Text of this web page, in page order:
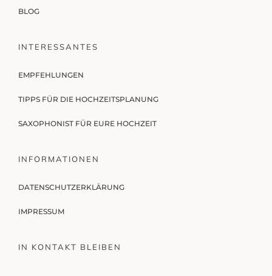
BLOG
INTERESSANTES
EMPFEHLUNGEN
TIPPS FÜR DIE HOCHZEITSPLANUNG
SAXOPHONIST FÜR EURE HOCHZEIT
INFORMATIONEN
DATENSCHUTZERKLÄRUNG
IMPRESSUM
IN KONTAKT BLEIBEN